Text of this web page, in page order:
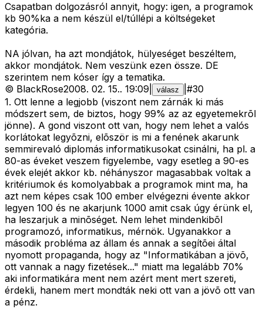
Csapatban dolgozásról annyit, hogy: igen, a programok
kb 90%ka a nem készül el/túllépi a költségeket
kategória.
NA jólvan, ha azt mondjátok, hülyeséget beszéltem,
akkor mondjátok. Nem veszünk ezen össze. DE
szerintem nem kóser így a tematika.
© BlackRose2008. 02. 15.. 19:09 válasz #30
1. Ott lenne a legjobb (viszont nem zárnák ki más
módszert sem, de biztos, hogy 99% az az egyetemekrõl
jönne). A gond viszont ott van, hogy nem lehet a valós
korlátokat legyõzni, elõször is mi a fenének akarunk
semmirevaló diplomás informatikusokat csinálni, ha pl. a
80-as éveket veszem figyelembe, vagy esetleg a 90-es
évek elejét akkor kb. néhányszor magasabbak voltak a
kritériumok és komolyabbak a programok mint ma, ha
azt nem képes csak 100 ember elvégezni évente akkor
legyen 100 és ne akarjunk 1000 amit csak úgy érünk el,
ha leszarjuk a minõséget. Nem lehet mindenkibõl
programozó, informatikus, mérnök. Ugyanakkor a
második probléma az állam és annak a segítõei által
nyomott propaganda, hogy az "Informatikában a jövõ,
ott vannak a nagy fizetések..." miatt ma legalább 70%
aki informatikára ment nem azért ment mert szereti,
érdekli, hanem mert mondták neki ott van a jövõ ott van
a pénz.